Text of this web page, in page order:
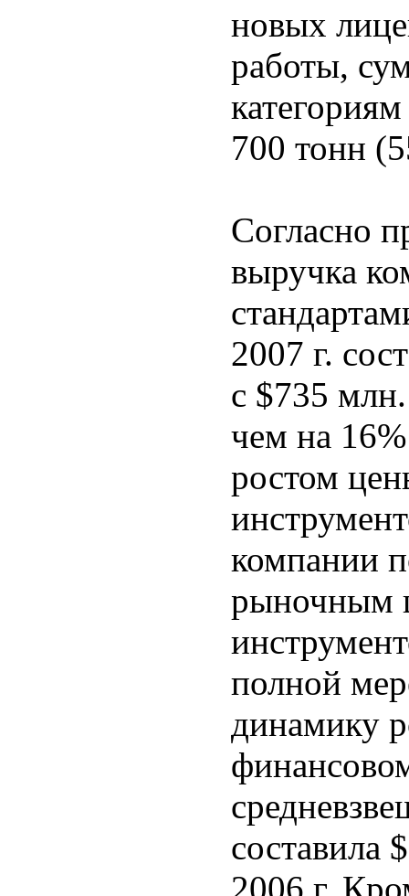
новых
работы,
700 тонн
Согласно
выручка
2007 г.
с $735
чем на
ростом
компании
рыночным
полной
динамику
составила
2006 г.